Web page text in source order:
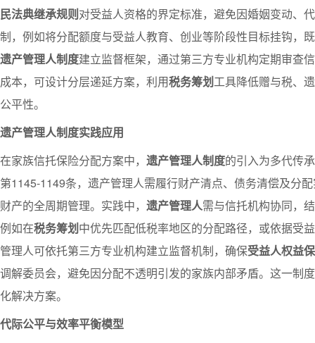
民法典继承规则对受益人资格的界定标准，避免因婚姻变动、
制，例如将分配额度与受益人教育、创业等阶段性目标挂钩，
遗产管理人制度建立监督框架，通过第三方专业机构定期审查
成本，可设计分层递延方案，利用税务筹划工具降低赠与税、
公平性。
遗产管理人制度实践应用
在家族信托保险分配方案中， 遗产管理人制度的引入为多代传
第1145-1149条，遗产管理人需履行财产清点、债务清偿及分
财产的全周期管理。实践中， 遗产管理人需与信托机构协同，
例如在税务筹划中优先匹配低税率地区的分配路径，或依据受
管理人可依托第三方专业机构建立监督机制，确保受益人权益
调解委员会，避免因分配不透明引发的家族内部矛盾。这一制
化解决方案。
代际公平与效率平衡模型